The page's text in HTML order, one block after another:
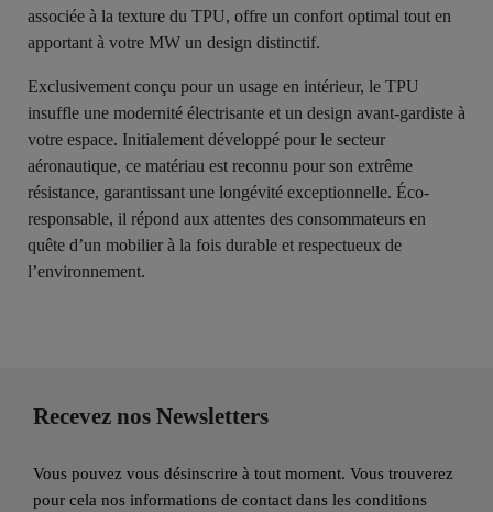
associée à la texture du TPU, offre un confort optimal tout en
apportant à votre MW un design distinctif.
Exclusivement conçu pour un usage en intérieur, le TPU
insuffle une modernité électrisante et un design avant-gardiste à
votre espace. Initialement développé pour le secteur
aéronautique, ce matériau est reconnu pour son extrême
résistance, garantissant une longévité exceptionnelle. Éco-
responsable, il répond aux attentes des consommateurs en
quête d’un mobilier à la fois durable et respectueux de
l’environnement.
Recevez nos Newsletters
Vous pouvez vous désinscrire à tout moment. Vous trouverez
pour cela nos informations de contact dans les conditions